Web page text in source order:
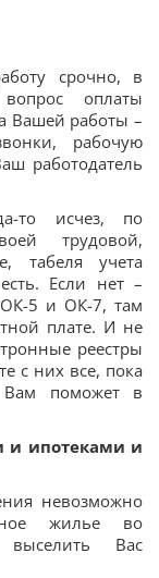
срочно, в
оплаты
Вашей работы –
рабочую
работодатель
то исчез, по
трудовой,
табеля учета
Если нет –
5 и ОК-7, там
плате. И не
реестры
с них все, пока
поможет в
и ипотеками и
невозможно
жилье во
Вас